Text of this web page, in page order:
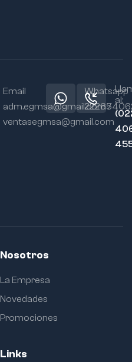
Email
adm.egmsa@gmail.com /
ventasegmsa@gmail.com
Whatsapp
al:
Nosotros
La Empresa
Novedades
Promociones
Links